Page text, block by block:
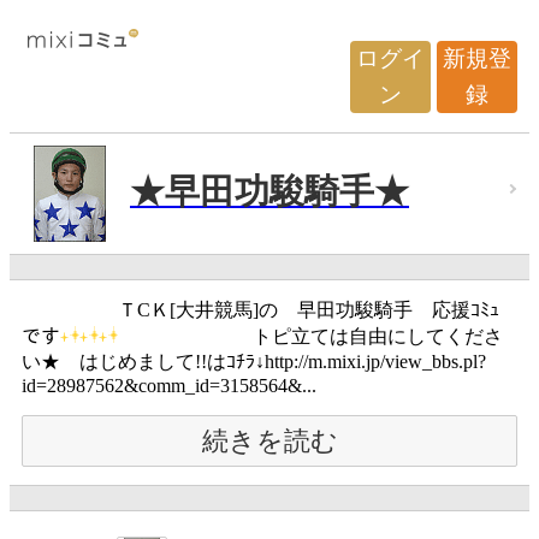
ログイ
ン
新規登
録
★早田功駿騎手★
ＴCＫ[大井競馬]の 早田功駿騎手 応援ｺﾐｭ
です
トピ立ては自由にしてくださ
い★ はじめまして!!はｺﾁﾗ↓http://m.mixi.jp/view_bbs.pl?
id=28987562&comm_id=3158564&...
続きを読む